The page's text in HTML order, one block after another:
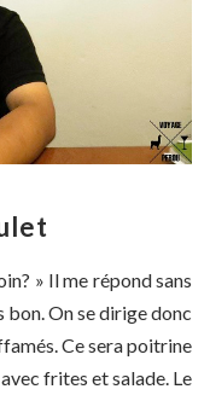
» Il me répond sans
bon. On se dirige donc
Ce sera poitrine
frites et salade. Le